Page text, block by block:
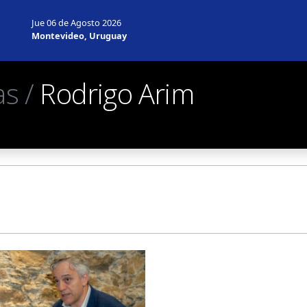
Jue 06 de Agosto 2026
Montevideo, Uruguay
/ Rodrigo Arim